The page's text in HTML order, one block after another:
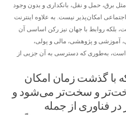
برق، حمل و نقل، بانکداری و بدون وجود
امکان‌پذیر نیست. به علاوه اینترنت
بلکه روابط با جهان نیز رکن اساسی آن
آموزشی و پژوهشی، مالی و پولی،
به‌طوری که دسترسی به آن جزیی از
با گذشت زمان امکان
و سخت‌تر می‌شود و
فناوری از جمله